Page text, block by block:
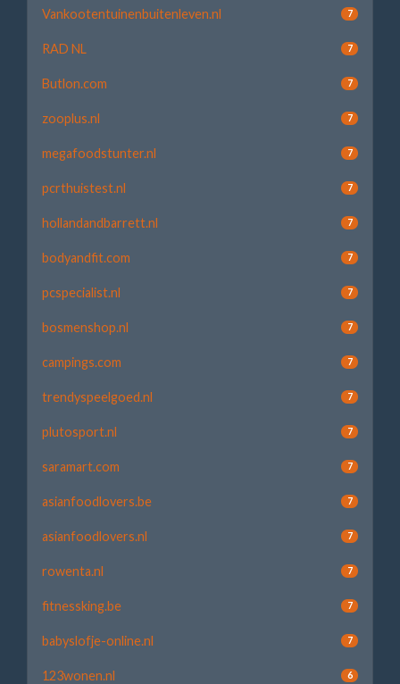
Vankootentuinenbuitenleven.nl 7
RAD NL 7
Butlon.com 7
zooplus.nl 7
megafoodstunter.nl 7
pcrthuistest.nl 7
hollandandbarrett.nl 7
bodyandfit.com 7
pcspecialist.nl 7
bosmenshop.nl 7
campings.com 7
trendyspeelgoed.nl 7
plutosport.nl 7
saramart.com 7
asianfoodlovers.be 7
asianfoodlovers.nl 7
rowenta.nl 7
fitnessking.be 7
babyslofje-online.nl 7
123wonen.nl 6